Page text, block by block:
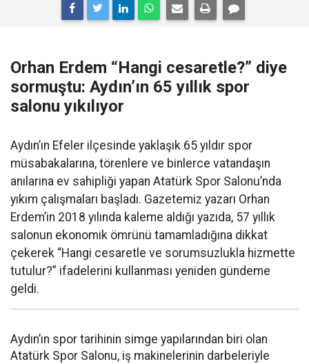
Orhan Erdem “Hangi cesaretle?” diye
sormuştu: Aydın’ın 65 yıllık spor
salonu yıkılıyor
Aydın’ın Efeler ilçesinde yaklaşık 65 yıldır spor
müsabakalarına, törenlere ve binlerce vatandaşın
anılarına ev sahipliği yapan Atatürk Spor Salonu’nda
yıkım çalışmaları başladı. Gazetemiz yazarı Orhan
Erdem’in 2018 yılında kaleme aldığı yazıda, 57 yıllık
salonun ekonomik ömrünü tamamladığına dikkat
çekerek “Hangi cesaretle ve sorumsuzlukla hizmette
tutulur?” ifadelerini kullanması yeniden gündeme
geldi.
Aydın’ın spor tarihinin simge yapılarından biri olan
Atatürk Spor Salonu, iş makinelerinin darbeleriyle